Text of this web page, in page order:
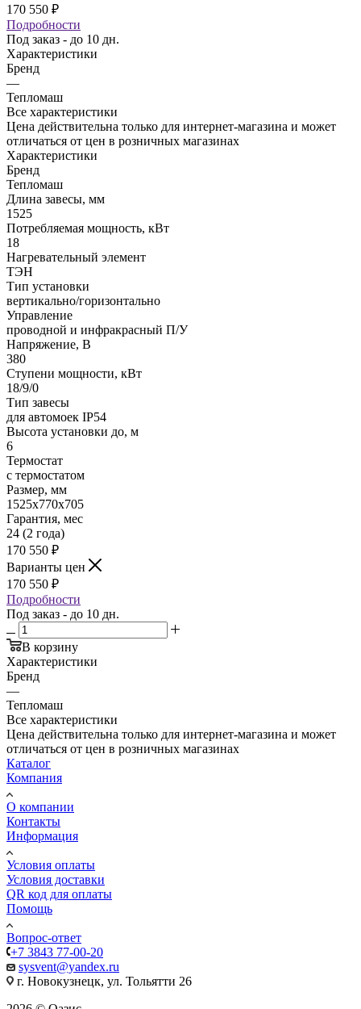
170 550 ₽
Подробности
Под заказ - до 10 дн.
Характеристики
Бренд
—
Тепломаш
Все характеристики
Цена действительна только для интернет-магазина и может
отличаться от цен в розничных магазинах
Характеристики
Бренд
Тепломаш
Длина завесы, мм
1525
Потребляемая мощность, кВт
18
Нагревательный элемент
ТЭН
Тип установки
вертикально/горизонтально
Управление
проводной и инфракрасный П/У
Напряжение, В
380
Ступени мощности, кВт
18/9/0
Тип завесы
для автомоек IP54
Высота установки до, м
6
Термостат
с термостатом
Размер, мм
1525х770х705
Гарантия, мес
24 (2 года)
170 550 ₽
Варианты цен
170 550 ₽
Подробности
Под заказ - до 10 дн.
В корзину
Характеристики
Бренд
—
Тепломаш
Все характеристики
Цена действительна только для интернет-магазина и может
отличаться от цен в розничных магазинах
Каталог
Компания
О компании
Контакты
Информация
Условия оплаты
Условия доставки
QR код для оплаты
Помощь
Вопрос-ответ
+7 3843 77-00-20
sysvent@yandex.ru
г. Новокузнецк, ул. Тольятти 26